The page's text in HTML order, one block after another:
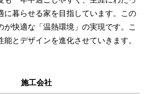
に暮らせる家を目指しています。この
が快適な「温熱環境」の実現です。こ
能とデザインを進化させていきます。
施工会社